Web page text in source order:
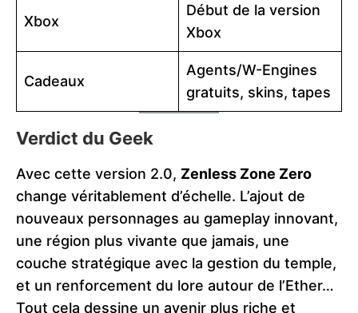
Xbox
Début de la version
Xbox
Cadeaux
Agents/W-Engines
gratuits, skins, tapes
Verdict du Geek
Avec cette version 2.0, Zenless Zone Zero
change véritablement d’échelle. L’ajout de
nouveaux personnages au gameplay innovant,
une région plus vivante que jamais, une
couche stratégique avec la gestion du temple,
et un renforcement du lore autour de l’Ether…
Tout cela dessine un avenir plus riche et